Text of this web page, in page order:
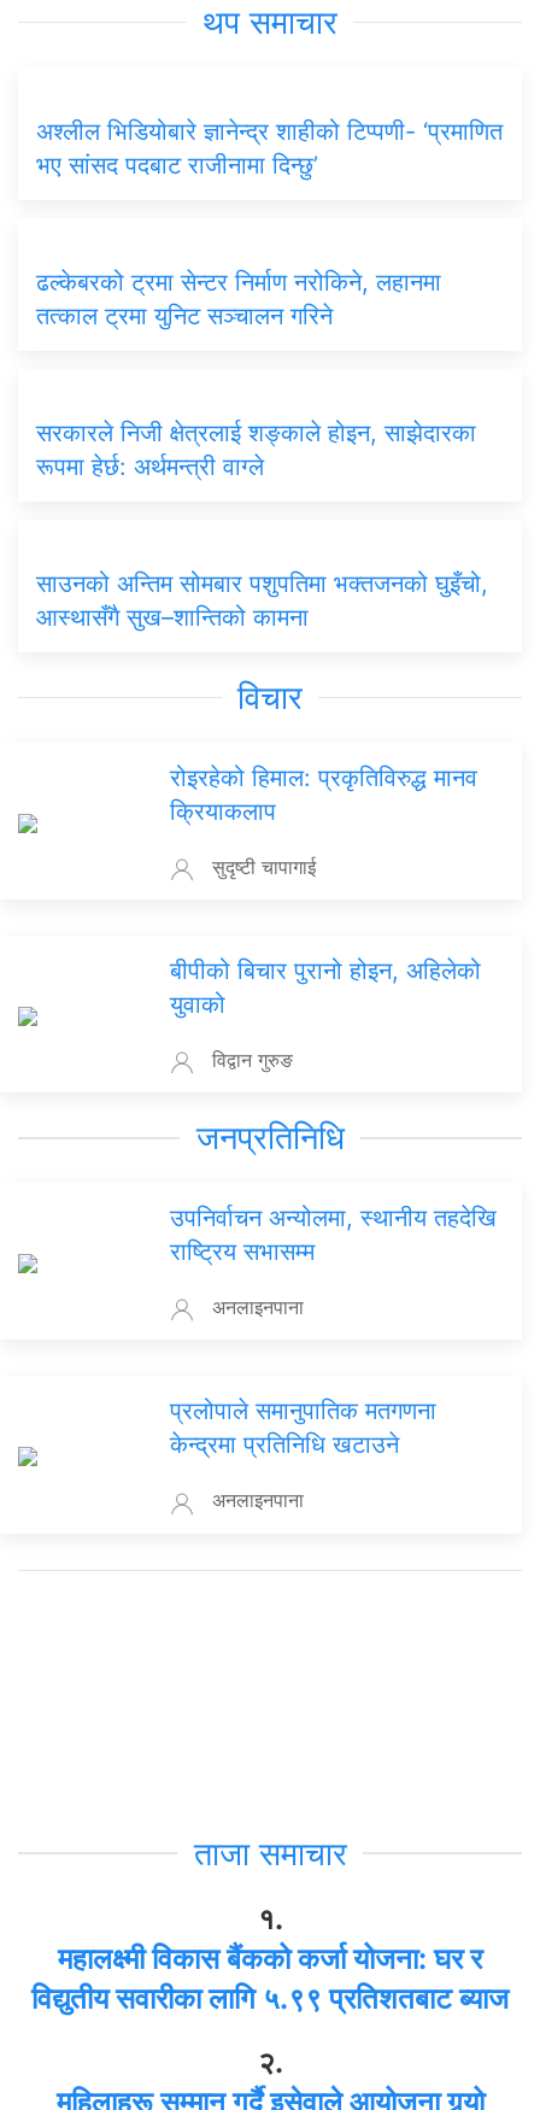
थप समाचार
अश्लील भिडियोबारे ज्ञानेन्द्र शाहीको टिप्पणी- ‘प्रमाणित
भए सांसद पदबाट राजीनामा दिन्छु’
ढल्केबरको ट्रमा सेन्टर निर्माण नरोकिने, लहानमा
तत्काल ट्रमा युनिट सञ्चालन गरिने
सरकारले निजी क्षेत्रलाई शङ्काले होइन, साझेदारका
रूपमा हेर्छ: अर्थमन्त्री वाग्ले
साउनको अन्तिम सोमबार पशुपतिमा भक्तजनको घुइँचो,
आस्थासँगै सुख–शान्तिको कामना
विचार
रोइरहेको हिमाल: प्रकृतिविरुद्ध मानव
क्रियाकलाप
सुदृष्टी चापागाई
बीपीको बिचार पुरानो होइन, अहिलेको
युवाको
विद्वान गुरुङ
जनप्रतिनिधि
उपनिर्वाचन अन्योलमा, स्थानीय तहदेखि
राष्ट्रिय सभासम्म
अनलाइनपाना
प्रलोपाले समानुपातिक मतगणना
केन्द्रमा प्रतिनिधि खटाउने
अनलाइनपाना
ताजा समाचार
१.
महालक्ष्मी विकास बैंकको कर्जा योजना: घर र
विद्युतीय सवारीका लागि ५.९९ प्रतिशतबाट ब्याज
२.
महिलाहरू सम्मान गर्दै इसेवाले आयोजना गर्‍यो